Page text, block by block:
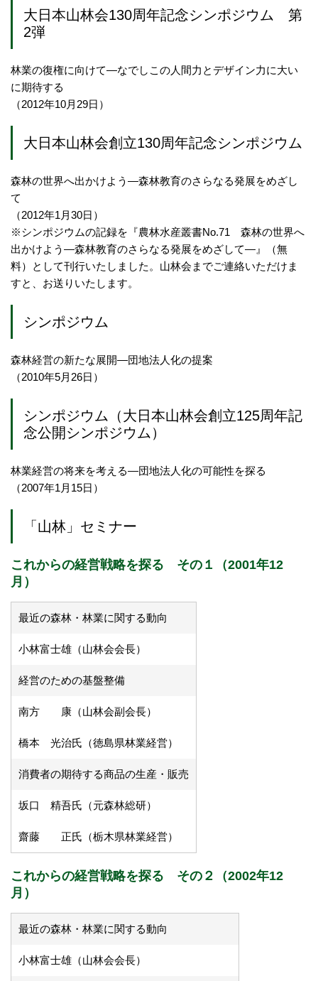
大日本山林会130周年記念シンポジウム 第
2弾
林業の復権に向けて―なでしこの人間力とデザイン力に大い
に期待する
（2012年10月29日）
大日本山林会創立130周年記念シンポジウム
森林の世界へ出かけよう―森林教育のさらなる発展をめざし
て
（2012年1月30日）
※シンポジウムの記録を『農林水産叢書No.71 森林の世界へ
出かけよう―森林教育のさらなる発展をめざして―』（無
料）として刊行いたしました。山林会までご連絡いただけま
すと、お送りいたします。
シンポジウム
森林経営の新たな展開―団地法人化の提案
（2010年5月26日）
シンポジウム（大日本山林会創立125周年記
念公開シンポジウム）
林業経営の将来を考える―団地法人化の可能性を探る
（2007年1月15日）
「山林」セミナー
これからの経営戦略を探る その１（2001年12
月）
最近の森林・林業に関する動向
小林富士雄（山林会会長）
経営のための基盤整備
南方 康（山林会副会長）
橋本 光治氏（徳島県林業経営）
消費者の期待する商品の生産・販売
坂口 精吾氏（元森林総研）
齋藤 正氏（栃木県林業経営）
これからの経営戦略を探る その２（2002年12
月）
最近の森林・林業に関する動向
小林富士雄（山林会会長）